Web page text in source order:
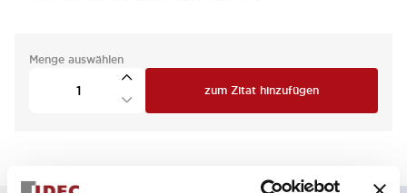
Menge auswählen
zum Zitat hinzufügen